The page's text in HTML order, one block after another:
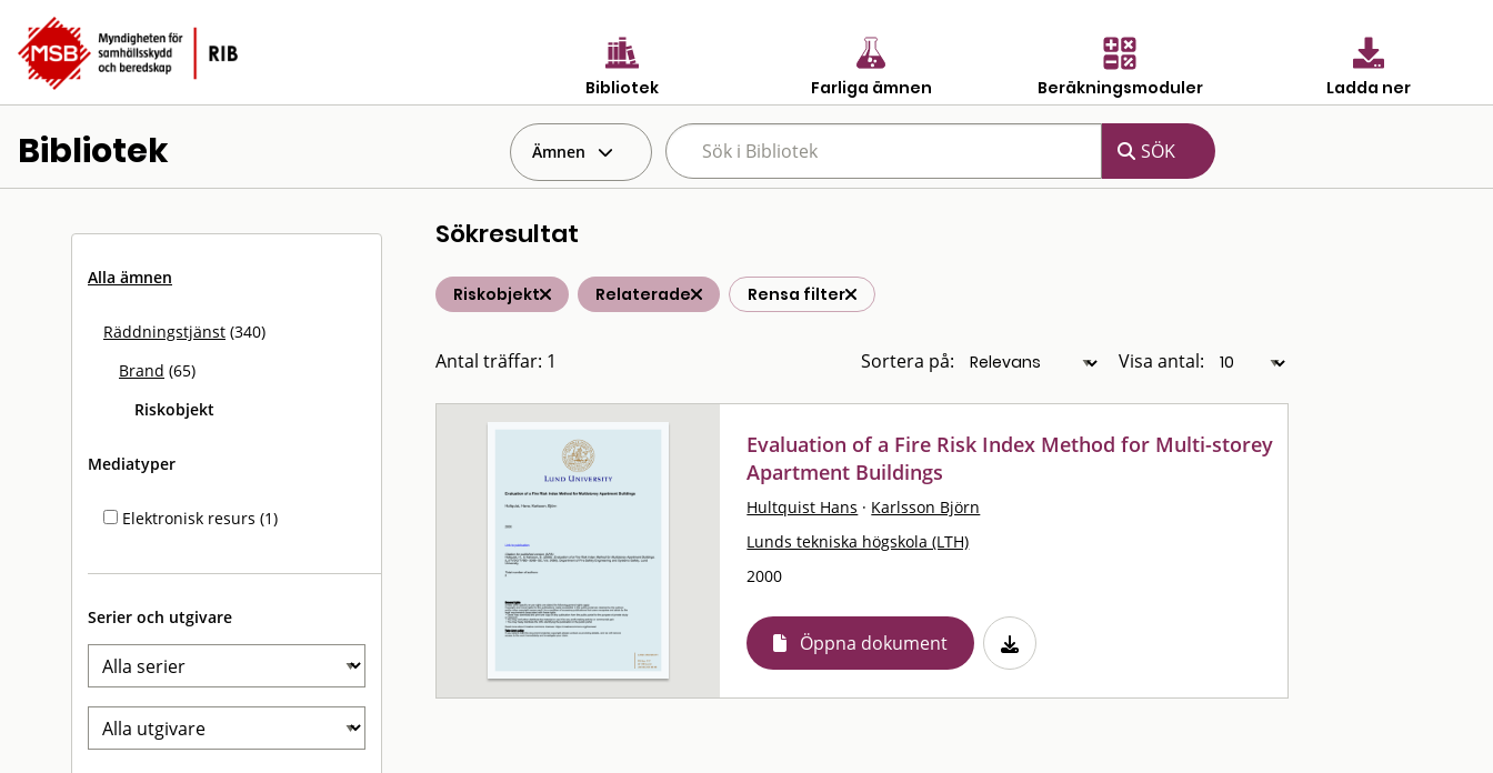
Bibliotek Farliga ämnen Beräkningsmoduler Ladda ner
Bibliotek Ämnen
Alla ämnen
Räddningstjänst (340)
Brand (65)
Riskobjekt
Mediatyper
Elektronisk resurs (1)
Serier och utgivare
Sökresultat
Riskobjekt Relaterade Rensa filter
Antal träffar: 1 Sortera på: Visa antal:
Evaluation of a Fire Risk Index Method for Multi-storey
Apartment Buildings
Hultquist Hans · Karlsson Björn
Lunds tekniska högskola (LTH)
2000
Öppna dokument